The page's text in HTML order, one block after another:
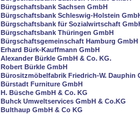
Bürgschaftsbank Sachsen GmbH
Bürgschaftsbank Schleswig-Holstein
Bürgschaftsbank für Sozialwirtschaft
Bürgschaftsbank Thüringen GmbH
Bürgschaftsgemeinschaft Hamburg GmbH
Erhard Bürk-Kauffmann GmbH
Alexander Bürkle GmbH & Co. KG.
Robert Bürkle GmbH
Bürositzmöbelfabrik Friedrich-W. Dauphin
Bürstadt Furniture GmbH
H. Büsche GmbH & Co. KG
Buhck Umweltservices GmbH & Co.KG
Bulthaup GmbH & Co KG